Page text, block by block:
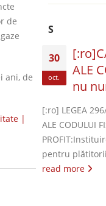
de
ani, de
|
S
30
oct.
ALE
nu
[:ro] LEGEA
ALE CODULUI
pentru
read more